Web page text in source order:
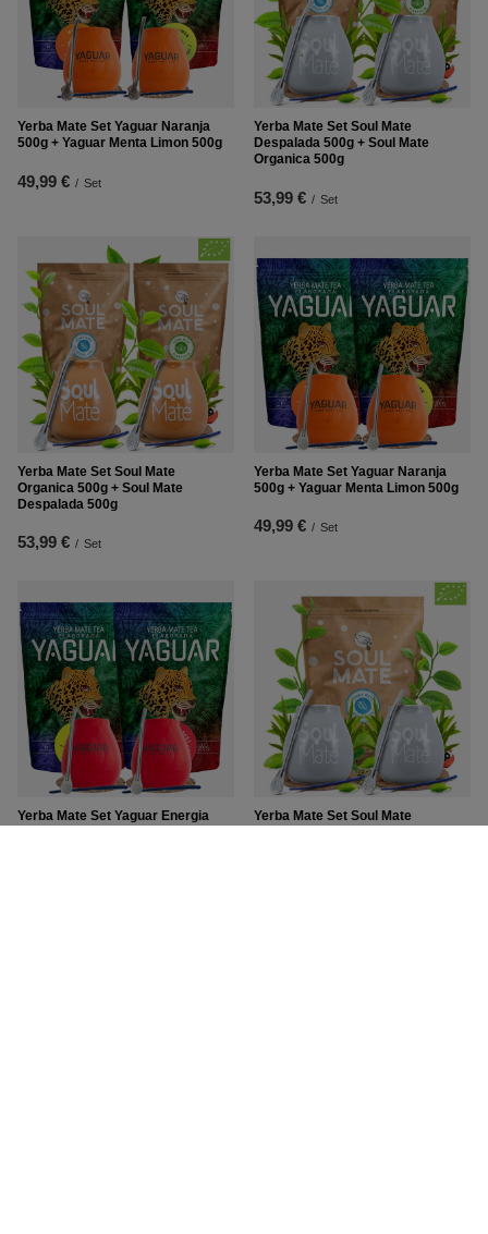
Yerba Mate Set Yaguar Naranja
500g + Yaguar Menta Limon 500g
49,99 € / Set
Yerba Mate Set Soul Mate
Despalada 500g + Soul Mate
Organica 500g
53,99 € / Set
Yerba Mate Set Soul Mate
Organica 500g + Soul Mate
Despalada 500g
53,99 € / Set
Yerba Mate Set Yaguar Naranja
500g + Yaguar Menta Limon 500g
49,99 € / Set
Yerba Mate Set Yaguar Energia
Yerba Mate Set Soul Mate